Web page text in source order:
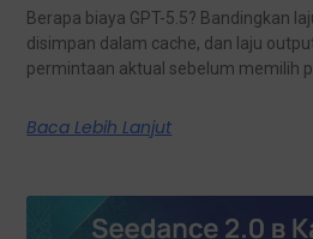
Berapa biaya GPT-5.5? Bandingkan
disimpan dalam cache, dan laju
permintaan aktual sebelum memilih
Baca Lebih Lanjut